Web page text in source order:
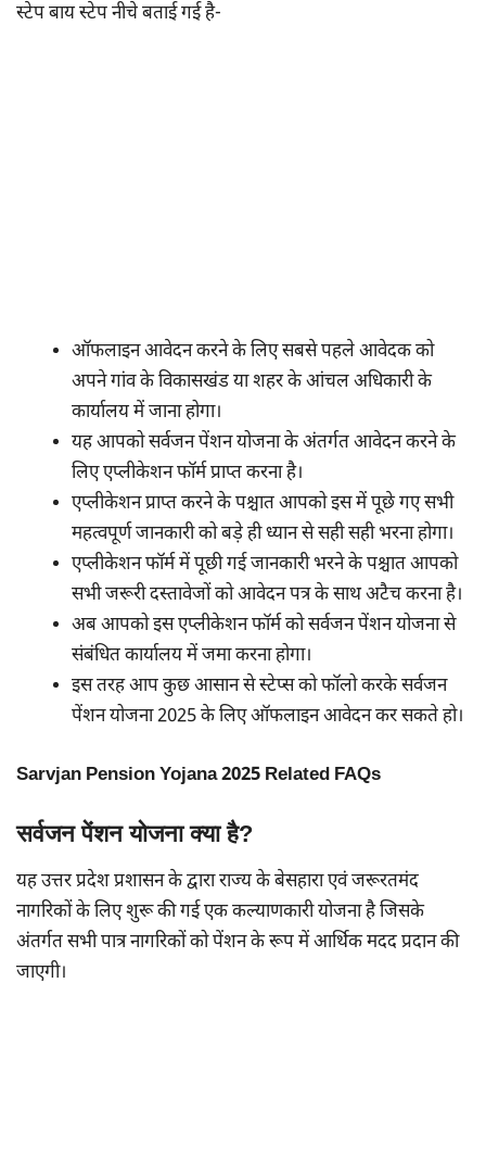
स्टेप बाय स्टेप नीचे बताई गई है-
ऑफलाइन आवेदन करने के लिए सबसे पहले आवेदक को
अपने गांव के विकासखंड या शहर के आंचल अधिकारी के
कार्यालय में जाना होगा।
यह आपको सर्वजन पेंशन योजना के अंतर्गत आवेदन करने के
लिए एप्लीकेशन फॉर्म प्राप्त करना है।
एप्लीकेशन प्राप्त करने के पश्चात आपको इस में पूछे गए सभी
महत्वपूर्ण जानकारी को बड़े ही ध्यान से सही सही भरना होगा।
एप्लीकेशन फॉर्म में पूछी गई जानकारी भरने के पश्चात आपको
सभी जरूरी दस्तावेजों को आवेदन पत्र के साथ अटैच करना है।
अब आपको इस एप्लीकेशन फॉर्म को सर्वजन पेंशन योजना से
संबंधित कार्यालय में जमा करना होगा।
इस तरह आप कुछ आसान से स्टेप्स को फॉलो करके सर्वजन
पेंशन योजना 2025 के लिए ऑफलाइन आवेदन कर सकते हो।
Sarvjan Pension Yojana 2025 Related FAQs
सर्वजन पेंशन योजना क्या है?
यह उत्तर प्रदेश प्रशासन के द्वारा राज्य के बेसहारा एवं जरूरतमंद
नागरिकों के लिए शुरू की गई एक कल्याणकारी योजना है जिसके
अंतर्गत सभी पात्र नागरिकों को पेंशन के रूप में आर्थिक मदद प्रदान की
जाएगी।